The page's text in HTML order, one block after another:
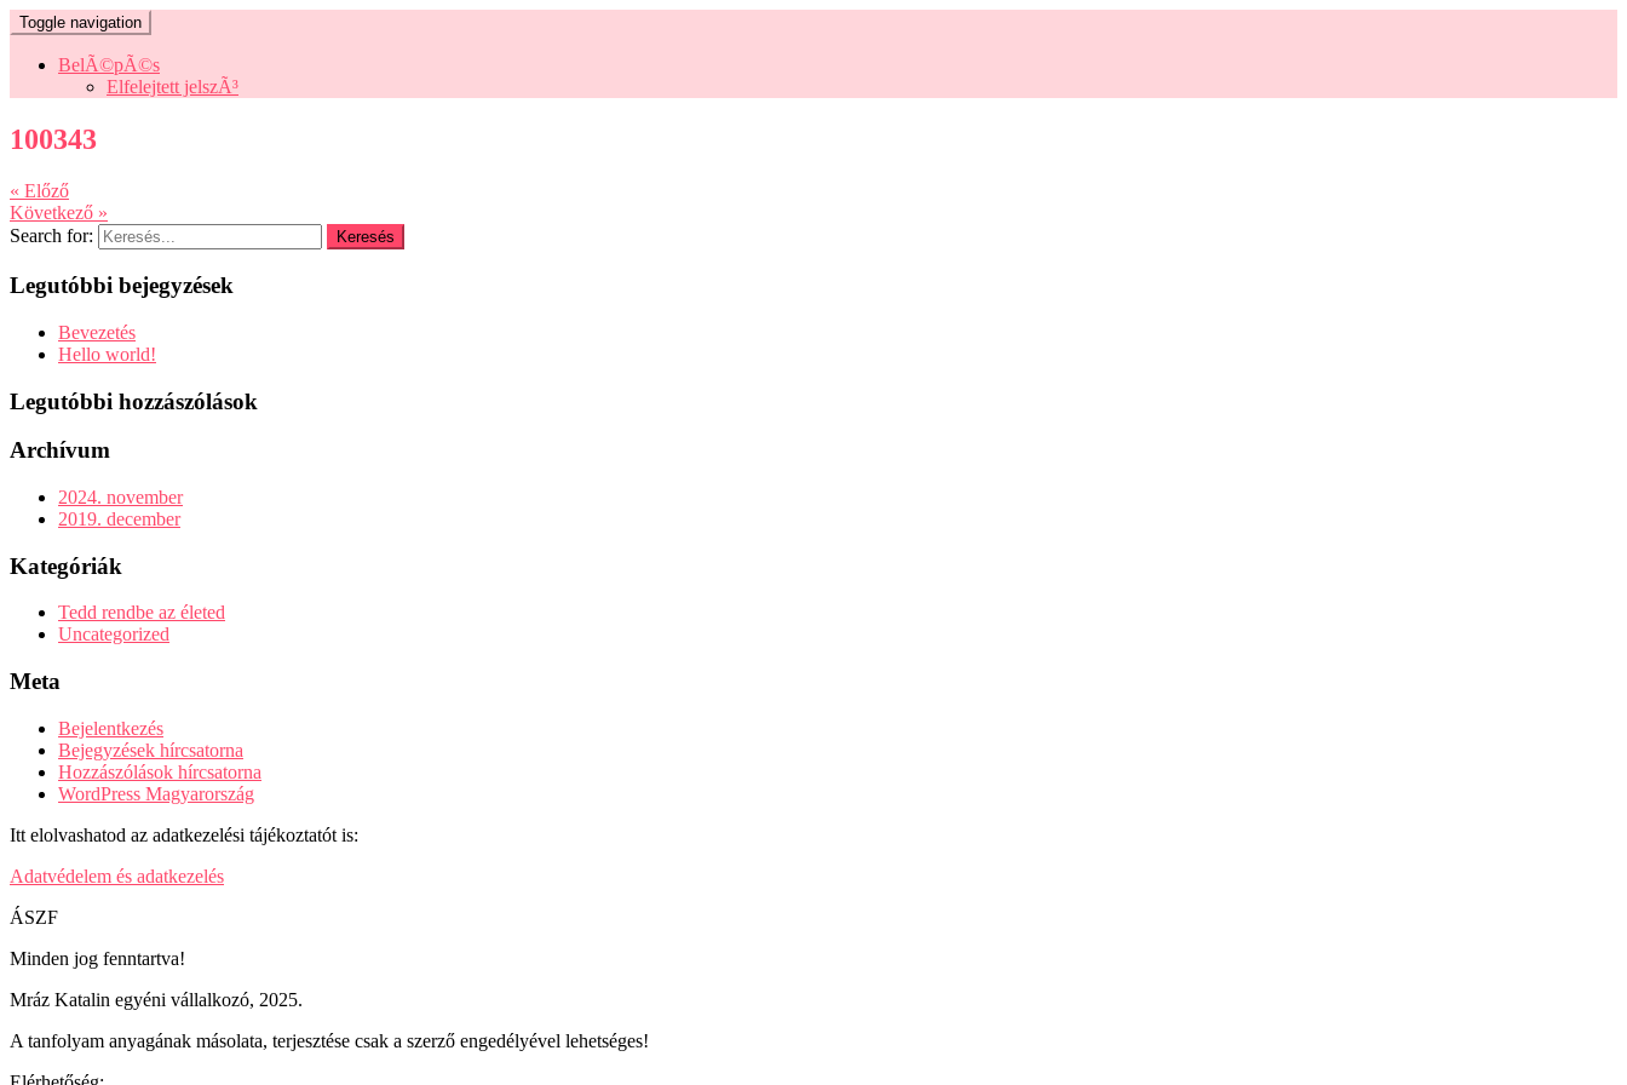
Toggle navigation
BelÃ©pÃ©s
Elfelejtett jelszÃ³
100343
« Előző
Következő »
Search for:
Legutóbbi bejegyzések
Bevezetés
Hello world!
Legutóbbi hozzászólások
Archívum
2024. november
2019. december
Kategóriák
Tedd rendbe az életed
Uncategorized
Meta
Bejelentkezés
Bejegyzések hírcsatorna
Hozzászólások hírcsatorna
WordPress Magyarország
Itt elolvashatod az adatkezelési tájékoztatót is:
Adatvédelem és adatkezelés
ÁSZF
Minden jog fenntartva!
Mráz Katalin egyéni vállalkozó, 2025.
A tanfolyam anyagának másolata, terjesztése csak a szerző engedélyével lehetséges!